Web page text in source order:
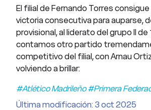
El filial de Fernando Torres
victoria consecutiva para auparse,
provisional, al liderato del grupo II de
contamos otro partido
competitivo del filial, con Arnau
volviendo a brillar:
#Atlético Madrileño #Primera
Última modificación: 3 oct 2025